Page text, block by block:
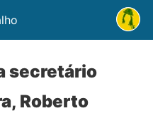
secretário
Roberto